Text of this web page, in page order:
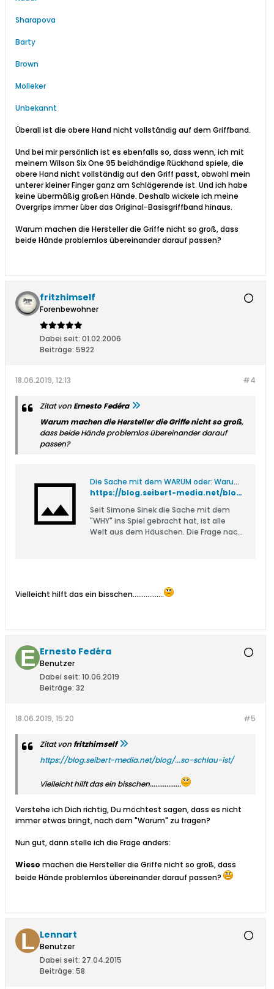
Sharapova
Barty
Brown
Molleker
Unbekannt
Überall ist die obere Hand nicht vollständig auf dem Griffband.
Und bei mir persönlich ist es ebenfalls so, dass wenn, ich mit
meinem Wilson Six One 95 beidhändige Rückhand spiele, die
obere Hand nicht vollständig auf den Griff passt, obwohl mein
unterer kleiner Finger ganz am Schlägerende ist. Und ich habe
keine übermäßig großen Hände. Deshalb wickele ich meine
Overgrips immer über das Original-Basisgriffband hinaus.
Warum machen die Hersteller die Griffe nicht so groß, dass
beide Hände problemlos übereinander darauf passen?
fritzhimself
Forenbewohner
Dabei seit: 01.02.2006
Beiträge: 5922
#4
18.06.2019, 12:13
Zitat vonErnesto Fedéra
Warum machen die Hersteller die Griffe nicht so groß,
dass beide Hände problemlos übereinander darauf
passen?
Die Sache mit dem WARUM oder: Warum die WARUM-Frage gar nicht so schlau ist
https://blog.seibert-media.net/blog/2018/02/28/die-sache-mit-dem-warum-oder-warum-die-warum-frage-gar-nicht-so-schlau-ist/
Seit Simone Sinek die Sache mit dem
"WHY" ins Spiel gebracht hat, ist alle
Welt aus dem Häuschen. Die Frage nach
Frage funktioniert nicht.
Vielleicht hilft das ein bisschen.................
Ernesto Fedéra
Benutzer
Dabei seit: 10.06.2019
Beiträge: 32
#5
18.06.2019, 15:20
Zitat von fritzhimself
https://blog.seibert-media.net/blog/...so-schlau-ist/
Vielleicht hilft das ein bisschen.................
Verstehe ich Dich richtig, Du möchtest sagen, dass es nicht
immer etwas bringt, nach dem "Warum" zu fragen?
Nun gut, dann stelle ich die Frage anders:
Wieso machen die Hersteller die Griffe nicht so groß, dass
beide Hände problemlos übereinander darauf passen?
Lennart
Benutzer
Dabei seit: 27.04.2015
Beiträge: 58